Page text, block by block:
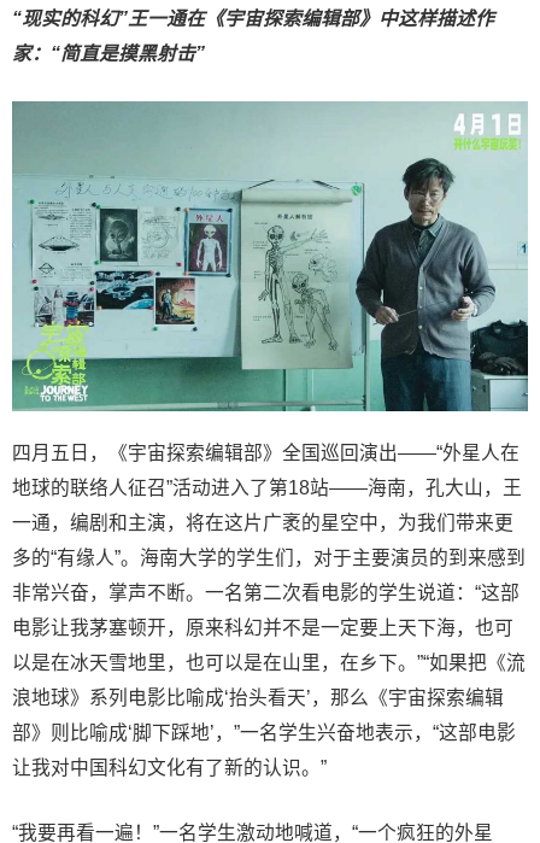
“现实的科幻”王一通在《宇宙探索编辑部》 中这样描述作
家： “简直是摸黑射击”
四月五日，《宇宙探索编辑部》全国巡回演出——“外星人在
地球的联络人征召”活动进入了第18站——海南，孔大山，王
一通，编剧和主演，将在这片广袤的星空中，为我们带来更
多的“有缘人”。海南大学的学生们，对于主要演员的到来感到
非常兴奋，掌声不断。一名第二次看电影的学生说道：“这部
电影让我茅塞顿开，原来科幻并不是一定要上天下海，也可
以是在冰天雪地里，也可以是在山里，在乡下。”“如果把《流
浪地球》系列电影比喻成‘抬头看天’，那么《宇宙探索编辑
部》则比喻成‘脚下踩地’，”一名学生兴奋地表示，“这部电影
让我对中国科幻文化有了新的认识。”
“我要再看一遍！”一名学生激动地喊道，“一个疯狂的外星